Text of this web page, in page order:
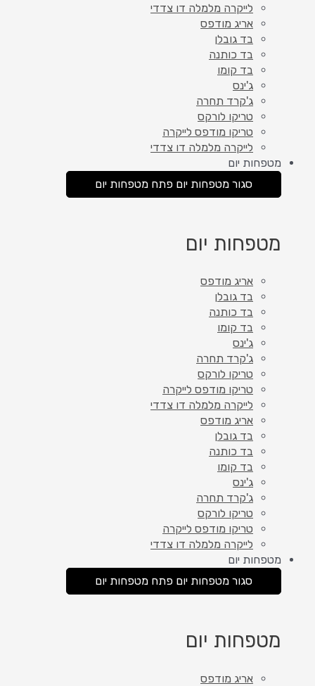
לייקרה מלמלה דו צדדי
אריג מודפס
בד גובלן
בד כותנה
בד קומו
ג'ינס
ג'קרד תחרה
טריקו לורקס
טריקו מודפס לייקרה
לייקרה מלמלה דו צדדי
מטפחות יום
סגור מטפחות יום פתח מטפחות יום
מטפחות יום
אריג מודפס
בד גובלן
בד כותנה
בד קומו
ג'ינס
ג'קרד תחרה
טריקו לורקס
טריקו מודפס לייקרה
לייקרה מלמלה דו צדדי
אריג מודפס
בד גובלן
בד כותנה
בד קומו
ג'ינס
ג'קרד תחרה
טריקו לורקס
טריקו מודפס לייקרה
לייקרה מלמלה דו צדדי
מטפחות יום
סגור מטפחות יום פתח מטפחות יום
מטפחות יום
אריג מודפס